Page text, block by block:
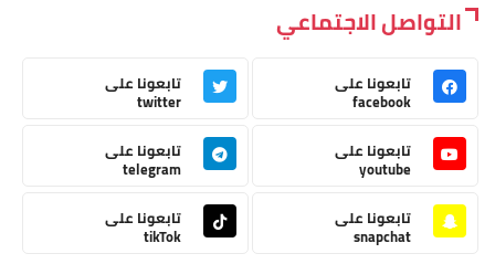
التواصل الاجتماعي
تابعونا على
facebook
تابعونا على
twitter
تابعونا على
youtube
تابعونا على
telegram
تابعونا على
snapchat
تابعونا على
tikTok